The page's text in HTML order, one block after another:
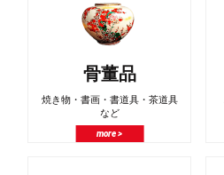
骨董品
焼き物・書画・書道具・茶道具
など
more >